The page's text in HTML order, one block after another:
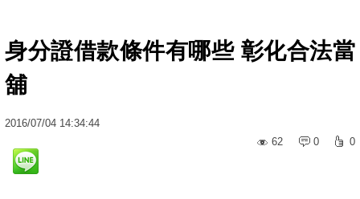
身分證借款條件有哪些 彰化合法當
舖
2016/07/04 14:34:44
62
0 0